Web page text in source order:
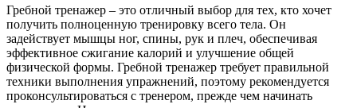
Гребной тренажер – это отличный выбор для тех, кто хочет
получить полноценную тренировку всего тела. Он
задействует мышцы ног, спины, рук и плеч, обеспечивая
эффективное сжигание калорий и улучшение общей
физической формы. Гребной тренажер требует правильной
техники выполнения упражнений, поэтому рекомендуется
проконсультироваться с тренером, прежде чем начинать